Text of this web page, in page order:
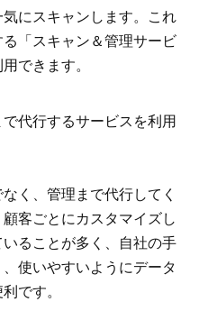
にスキャンします。これ
「スキャン＆管理サービ
できます。
代行するサービスを利用
く、管理まで代行してく
客ごとにカスタマイズし
ることが多く、自社の手
使いやすいようにデータ
です。